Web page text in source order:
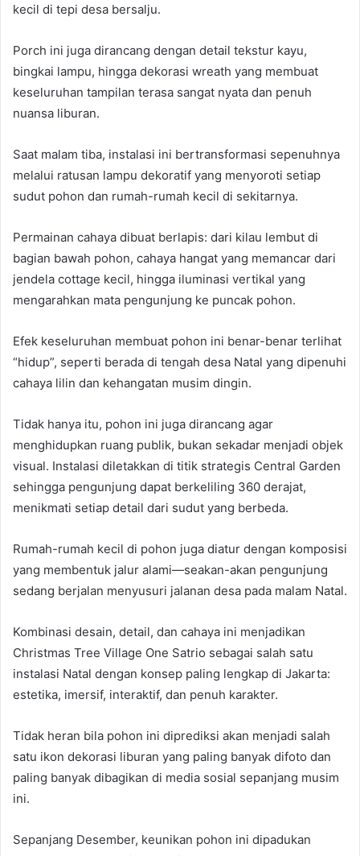
kecil di tepi desa bersalju.
Porch ini juga dirancang dengan detail tekstur kayu,
bingkai lampu, hingga dekorasi wreath yang membuat
keseluruhan tampilan terasa sangat nyata dan penuh
nuansa liburan.
Saat malam tiba, instalasi ini bertransformasi sepenuhnya
melalui ratusan lampu dekoratif yang menyoroti setiap
sudut pohon dan rumah-rumah kecil di sekitarnya.
Permainan cahaya dibuat berlapis: dari kilau lembut di
bagian bawah pohon, cahaya hangat yang memancar dari
jendela cottage kecil, hingga iluminasi vertikal yang
mengarahkan mata pengunjung ke puncak pohon.
Efek keseluruhan membuat pohon ini benar-benar terlihat
“hidup”, seperti berada di tengah desa Natal yang dipenuhi
cahaya lilin dan kehangatan musim dingin.
Tidak hanya itu, pohon ini juga dirancang agar
menghidupkan ruang publik, bukan sekadar menjadi objek
visual. Instalasi diletakkan di titik strategis Central Garden
sehingga pengunjung dapat berkeliling 360 derajat,
menikmati setiap detail dari sudut yang berbeda.
Rumah-rumah kecil di pohon juga diatur dengan komposisi
yang membentuk jalur alami—seakan-akan pengunjung
sedang berjalan menyusuri jalanan desa pada malam Natal.
Kombinasi desain, detail, dan cahaya ini menjadikan
Christmas Tree Village One Satrio sebagai salah satu
instalasi Natal dengan konsep paling lengkap di Jakarta:
estetika, imersif, interaktif, dan penuh karakter.
Tidak heran bila pohon ini diprediksi akan menjadi salah
satu ikon dekorasi liburan yang paling banyak difoto dan
paling banyak dibagikan di media sosial sepanjang musim
ini.
Sepanjang Desember, keunikan pohon ini dipadukan